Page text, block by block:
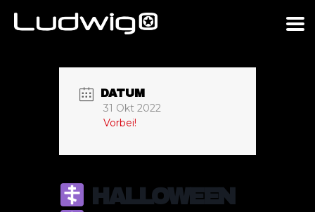
DATUM
31 Okt 2022
Vorbei!
HALLOWEEN